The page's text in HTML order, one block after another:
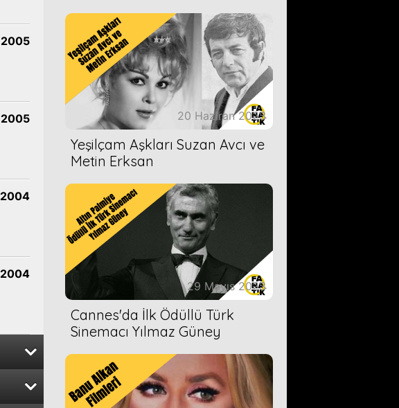
2005
2005
2004
2004
2016
20 Haziran 2023
Yeşilçam Aşkları Suzan Avcı ve
Metin Erksan
29 Mayıs 2023
Cannes'da İlk Ödüllü Türk
Sinemacı Yılmaz Güney